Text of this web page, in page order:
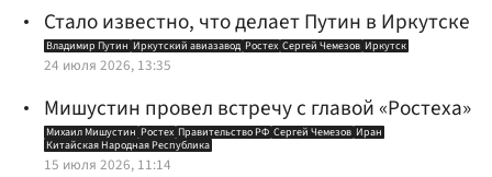
Стало известно, что делает Путин в Иркутске
Владимир Путин Иркутский авиазавод Ростех Сергей Чемезов Иркутск
24 июля 2026, 13:35
Мишустин провел встречу с главой «Ростеха»
Михаил Мишустин Ростех Правительство РФ Сергей Чемезов Иран
Китайская Народная Республика
15 июля 2026, 11:14